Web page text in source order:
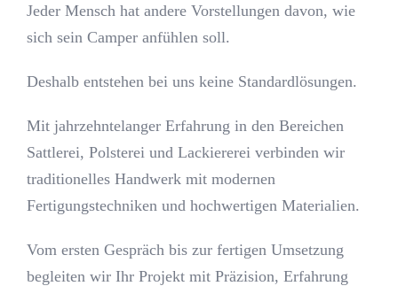
Jeder Mensch hat andere Vorstellungen davon, wie
sich sein Camper anfühlen soll.
Deshalb entstehen bei uns keine Standardlösungen.
Mit jahrzehntelanger Erfahrung in den Bereichen
Sattlerei, Polsterei und Lackiererei verbinden wir
traditionelles Handwerk mit modernen
Fertigungstechniken und hochwertigen Materialien.
Vom ersten Gespräch bis zur fertigen Umsetzung
begleiten wir Ihr Projekt mit Präzision, Erfahrung